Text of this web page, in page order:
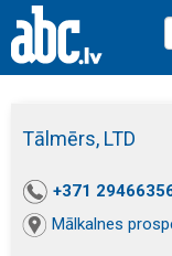
Tālmērs, LTD
+371
Mālkalnes